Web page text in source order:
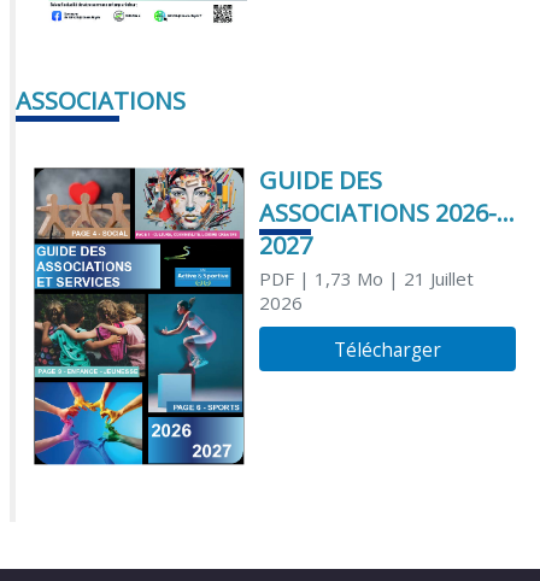
ASSOCIATIONS
GUIDE DES
ASSOCIATIONS 2026-
2027
PDF| 1,73 Mo | 21 Juillet
2026
Télécharger